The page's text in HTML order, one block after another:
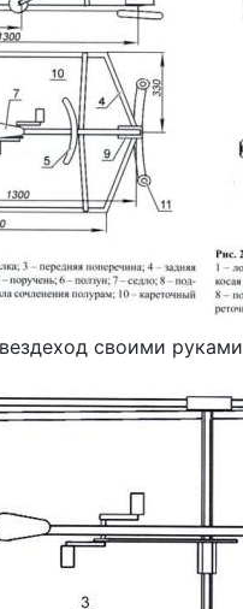
своими руками